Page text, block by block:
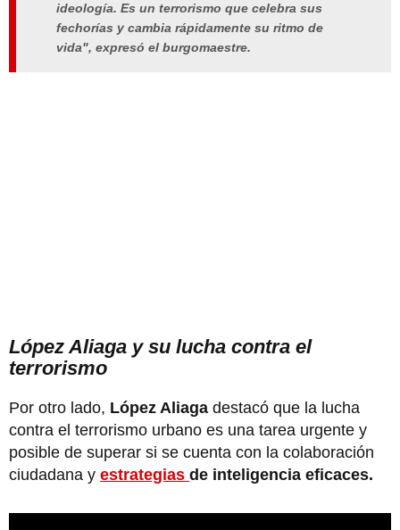
ideología. Es un terrorismo que celebra sus
fechorías y cambia rápidamente su ritmo de
vida", expresó el burgomaestre.
López Aliaga y su lucha contra el
terrorismo
Por otro lado, López Aliaga destacó que la lucha
contra el terrorismo urbano es una tarea urgente y
posible de superar si se cuenta con la colaboración
ciudadana y estrategias de inteligencia eficaces.